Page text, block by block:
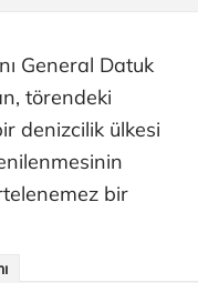
General Datuk
törendeki
denizcilik ülkesi
bir